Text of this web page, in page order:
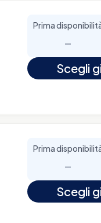
Prima
-
Scegli
Prima
-
Scegli